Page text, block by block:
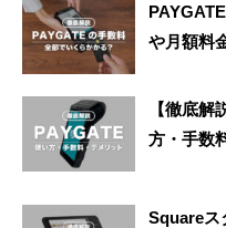
や月額料
【徹底
方・手数
Squareス